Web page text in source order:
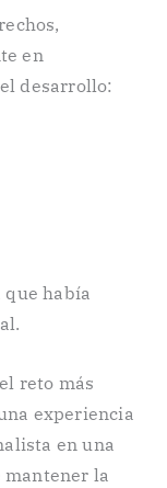
en
desarrollo:
que había
reto más
experiencia
en una
mantener la